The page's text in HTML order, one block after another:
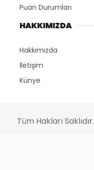
Puan Durumları
HAKKIMIZDA
Hakkımızda
İletişim
Künye
Tüm Hakları Saklıdır.